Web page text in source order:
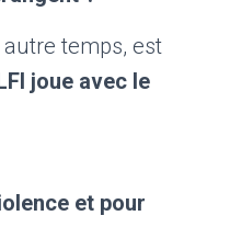
temps, est
joue avec le
et pour